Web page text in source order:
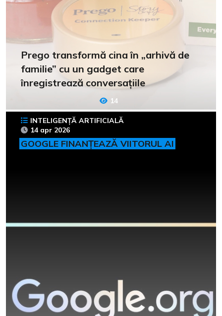
Prego transformă cina în „arhivă de
familie” cu un gadget care
înregistrează conversațiile
14
INTELIGENȚĂ ARTIFICIALĂ
14 apr 2026
GOOGLE FINANȚEAZĂ VIITORUL AI